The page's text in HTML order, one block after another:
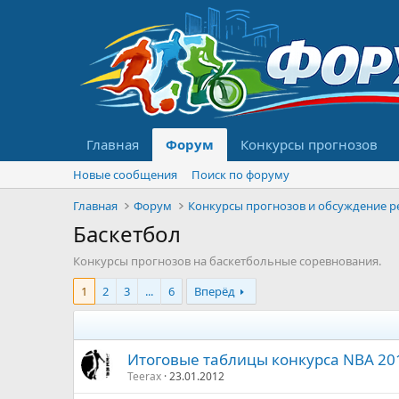
Главная Форум Конкурсы прогнозов
Новые сообщения
Поиск по форуму
Главная
Форум
Баскетбол
Конкурсы прогнозов на баскетбольные соревнования.
1
2 3 ... 6 Вперёд
Итоговые таблицы конкурса NBA
Teerax 23.01.2012